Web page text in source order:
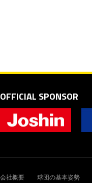
OFFICIAL SPONSOR
会社概要 球団の基本姿勢